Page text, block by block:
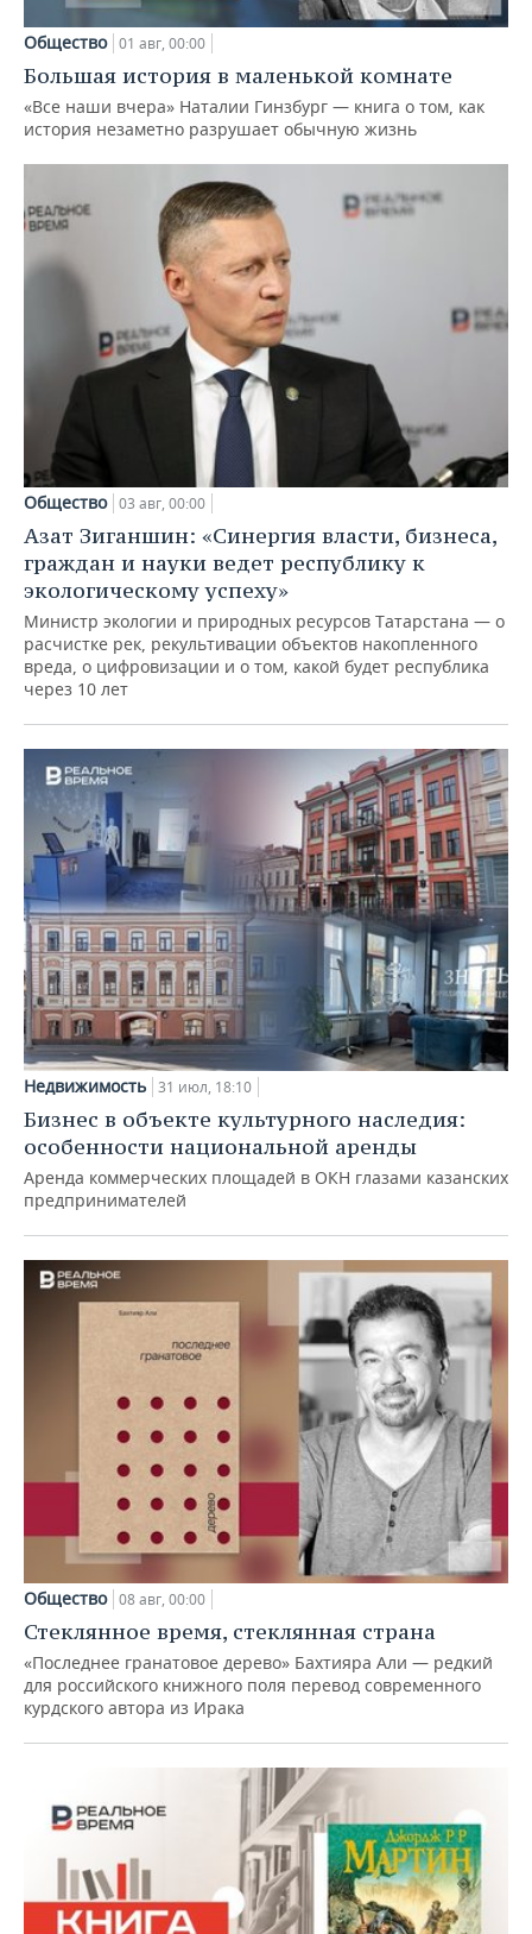
Общество 01 авг, 00:00
Большая история в маленькой комнате
«Все наши вчера» Наталии Гинзбург — книга о том, как
история незаметно разрушает обычную жизнь
Общество 03 авг, 00:00
Азат Зиганшин: «Синергия власти, бизнеса,
граждан и науки ведет республику к
экологическому успеху»
Министр экологии и природных ресурсов Татарстана — о
расчистке рек, рекультивации объектов накопленного
вреда, о цифровизации и о том, какой будет республика
через 10 лет
Недвижимость 31 июл, 18:10
Бизнес в объекте культурного наследия:
особенности национальной аренды
Аренда коммерческих площадей в ОКН глазами казанских
предпринимателей
Общество 08 авг, 00:00
Стеклянное время, стеклянная страна
«Последнее гранатовое дерево» Бахтияра Али — редкий
для российского книжного поля перевод современного
курдского автора из Ирака